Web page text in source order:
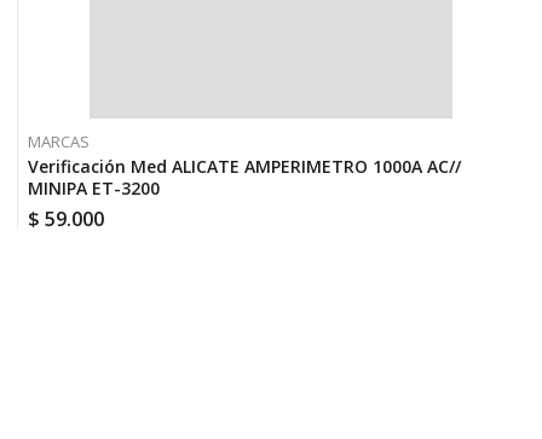
MARCAS
Verificación Med ALICATE AMPERIMETRO 1000A AC//
MINIPA ET-3200
$ 59.000